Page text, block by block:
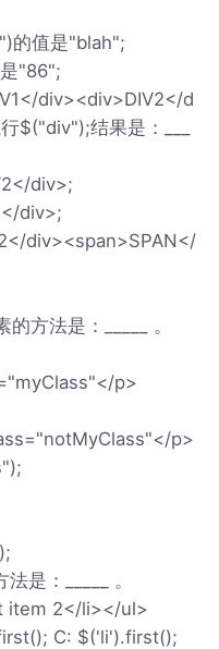
的值是"blah";
"86";
div><div>DIV2</d
$("div");结果是：___
div>;
div>;
div><span>SPAN</
方法是：_____ 。
p>
p>
是：_____ 。
item 2</li></ul>
C: $('li').first();